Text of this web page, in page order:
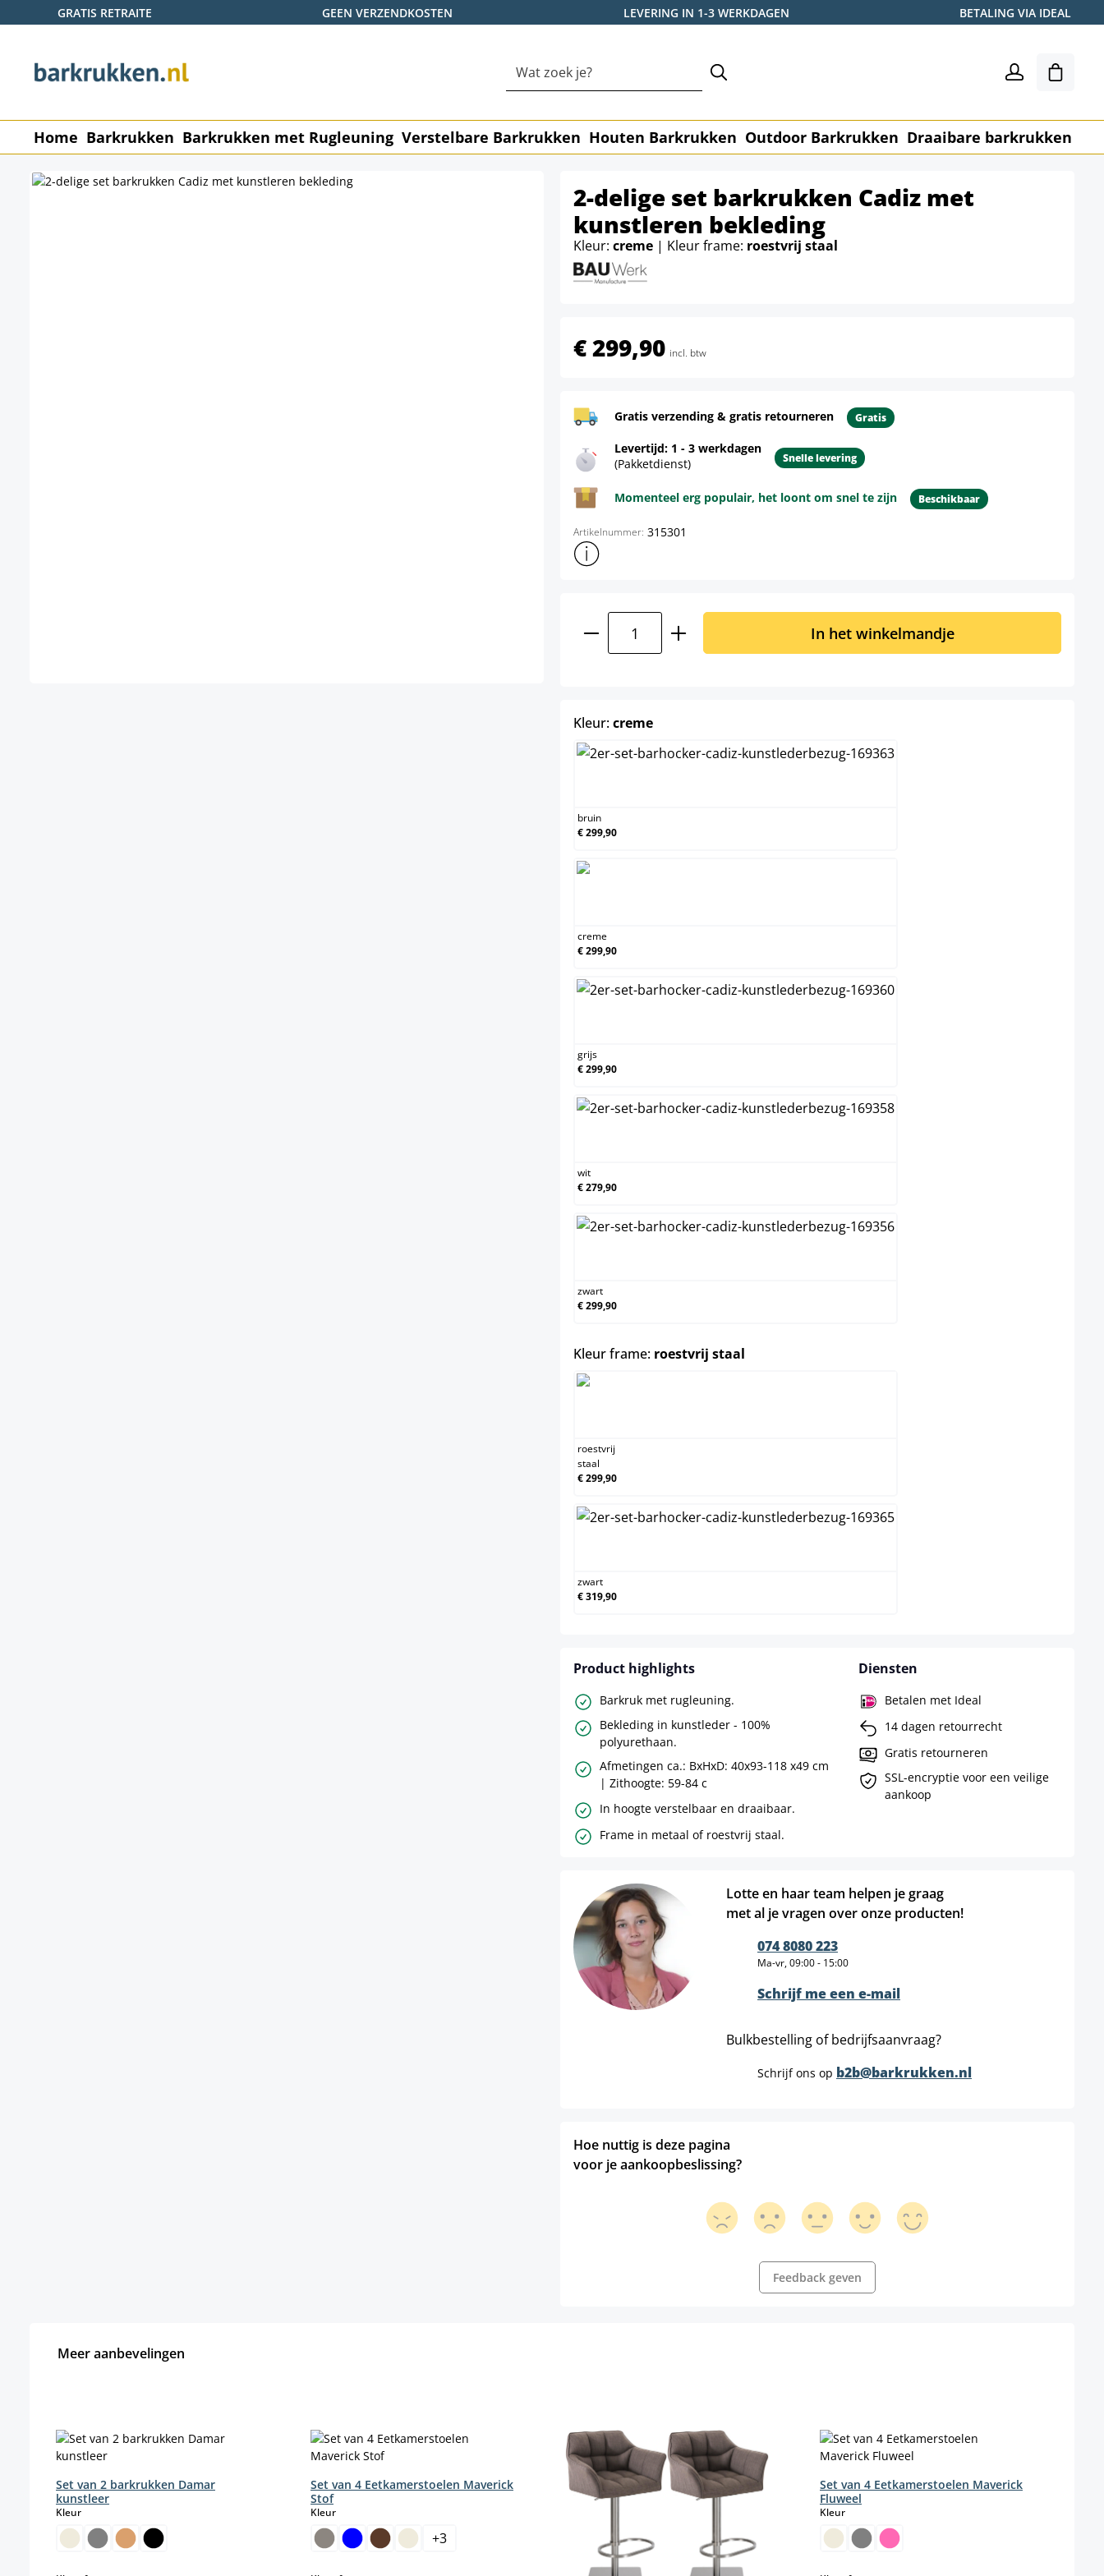
de hoofdinhoud
Ga naar de zoekopdracht
Ga naar de hoofdnavigatie
GRATIS RETRAITE GEEN VERZENDKOSTEN LEVERING IN 1-3 WERKDAGEN BETALING VIA IDEAL
Home Barkrukken Barkrukken met Rugleuning Verstelbare Barkrukken Houten Barkrukken Outdoor Barkrukken Draaibare barkrukken
2-delige set barkrukken Cadiz met
kunstleren bekleding
Kleur: creme | Kleur frame: roestvrij staal
€ 299,90 incl. btw
Gratis verzending & gratis retourneren Gratis
Levertijd: 1 - 3 werkdagen
(Pakketdienst)
Snelle levering
Momenteel erg populair, het loont om snel te zijn Beschikbaar
Artikelnummer: 315301
Toon meer productinformatie
Producthoeveelheid: Voer de gewenste hoeveelheid in
In het winkelmandje
Kleur:cremeselect
bruin
€ 299,90
creme
€ 299,90
grijs
€ 299,90
wit
€ 279,90
zwart
€ 299,90
Kleur frame: roestvrij staal
roestvrij
staal
€ 299,90
zwart
€ 319,90
Product highlights
Barkruk met rugleuning.
Bekleding in kunstleder - 100%
polyurethaan.
Afmetingen ca.: BxHxD: 40x93-118 x49 cm
| Zithoogte: 59-84 c
In hoogte verstelbaar en draaibaar.
Frame in metaal of roestvrij staal.
Diensten
Betalen met Ideal
14 dagen retourrecht
Gratis retourneren
SSL-encryptie voor een veilige
aankoop
Lotte en haar team helpen je graag
met al je vragen over onze producten!
074 8080 223
Ma-vr, 09:00 - 15:00
Schrijf me een e-mail
Bulkbestelling of bedrijfsaanvraag?
Schrijf ons op b2b@barkrukken.nl
Hoe nuttig is deze pagina
voor je aankoopbeslissing?
Feedback geven
Meer aanbevelingen
Set van 2 barkrukken Damar
kunstleer
Kleurselect
Set van 4 Eetkamerstoelen Maverick
Stof
Kleurselect
+3
Set van 4 Eetkamerstoelen Maverick
Fluweel
Kleurselect